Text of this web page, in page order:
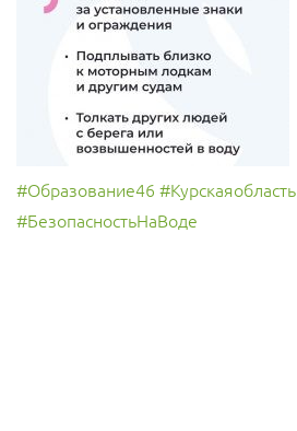
#Образование46 #Курскаяобласть
#БезопасностьНаВоде